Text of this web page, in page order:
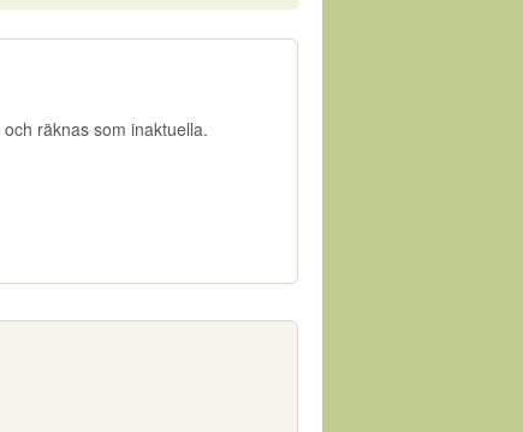
räknas som inaktuella.